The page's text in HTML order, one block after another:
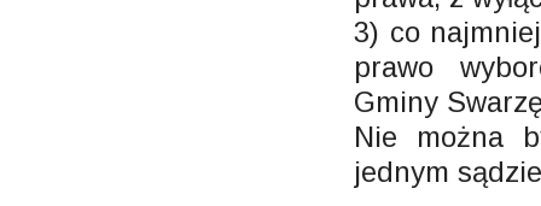
3) co
prawo
Gminy
Nie można
jednym